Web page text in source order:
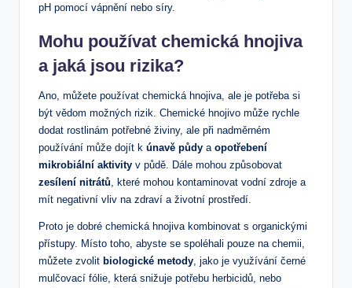
pH pomocí vápnění nebo síry.
Mohu používat chemická hnojiva
a jaká jsou rizika?
Ano, můžete používat chemická hnojiva, ale je potřeba si
být vědom možných rizik. Chemické hnojivo může rychle
dodat rostlinám potřebné živiny, ale při nadměrném
používání může dojít k únavě půdy a opotřebení
mikrobiální aktivity v půdě. Dále mohou způsobovat
zesílení nitrátů , které mohou kontaminovat vodní zdroje a
mít negativní vliv na zdraví a životní prostředí.
Proto je dobré chemická hnojiva kombinovat s organickými
přístupy. Místo toho, abyste se spoléhali pouze na chemii,
můžete zvolit biologické metody , jako je využívání černé
mulčovací fólie, která snižuje potřebu herbicidů, nebo